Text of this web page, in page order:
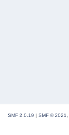
SMF 2.0.19 | SMF © 2021